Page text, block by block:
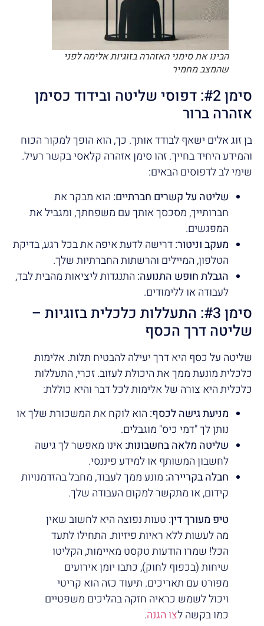
הבינו את סימני האזהרה בזוגיות אלימה לפני
שהמצב מחמיר
סימן #2: דפוסי שליטה ובידוד כסימן
אזהרה ברור
בן זוג אלים ישאף לבודד אותך. כך, הוא הופך למקור הכוח
והמידע היחיד בחייך. זהו סימן אזהרה קלאסי בקשר רעיל.
שימי לב לדפוסים הבאים:
שליטה על קשרים חברתיים: הוא מבקר את
חברותייך, מסכסך אותך עם משפחתך, ומגביל את
המפגשים.
מעקב וניטור:דרישה לדעת איפה את בכל רגע, בדיקת
הטלפון, המיילים והרשתות החברתיות שלך.
הגבלת חופש התנועה: התנגדות ליציאות מהבית לבד,
לעבודה או ללימודים.
סימן #3: התעללות כלכלית בזוגיות –
שליטה דרך הכסף
שליטה על כסף היא דרך יעילה להבטיח תלות. אלימות
כלכלית מונעת ממך את היכולת לעזוב. זכרי, התעללות
כלכלית היא צורה של אלימות לכל דבר והיא כוללת:
מניעת גישה לכסף: הוא לוקח את המשכורת שלך או
נותן לך "דמי כיס" מוגבלים.
שליטה מלאה בחשבונות: אינו מאפשר לך גישה
לחשבון המשותף או למידע פיננסי.
חבלה בקריירה: מונע ממך לעבוד, מחבל בהזדמנויות
קידום, או מתקשר למקום העבודה שלך.
טיפ מעורך דין: טעות נפוצה היא לחשוב שאין
מה לעשות ללא ראיות פיזיות. התחילו לתעד
הכל! שמרו הודעות טקסט מאיימות, הקליטו
שיחות (בכפוף לחוק), כתבו יומן אירועים
מפורט עם תאריכים. תיעוד כזה הוא קריטי
ויכול לשמש כראיה חזקה בהליכים משפטיים
כמו בקשה לצו הגנה.